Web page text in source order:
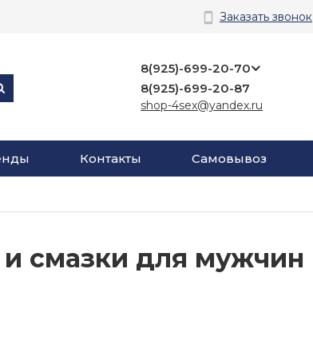
Заказать звонок
8(925)-699-20-70
8(925)-699-20-87
shop-4sex@yandex.ru
Контакты Самовывоз
смазки для мужчин